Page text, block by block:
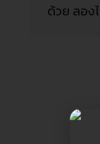
ด้วย ลอง